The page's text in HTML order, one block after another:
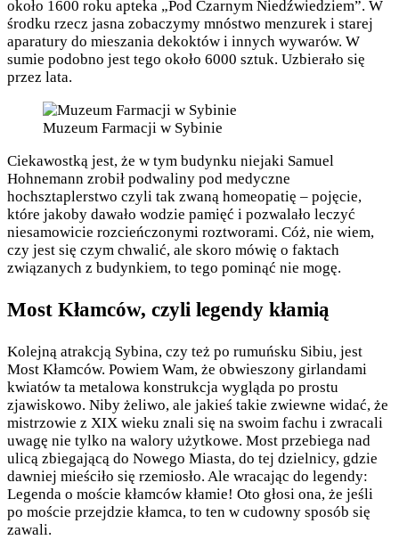
około 1600 roku apteka „Pod Czarnym Niedźwiedziem”. W
środku rzecz jasna zobaczymy mnóstwo menzurek i starej
aparatury do mieszania dekoktów i innych wywarów. W
sumie podobno jest tego około 6000 sztuk. Uzbierało się
przez lata.
Muzeum Farmacji w Sybinie
Ciekawostką jest, że w tym budynku niejaki Samuel
Hohnemann zrobił podwaliny pod medyczne
hochsztaplerstwo czyli tak zwaną homeopatię – pojęcie,
które jakoby dawało wodzie pamięć i pozwalało leczyć
niesamowicie rozcieńczonymi roztworami. Cóż, nie wiem,
czy jest się czym chwalić, ale skoro mówię o faktach
związanych z budynkiem, to tego pominąć nie mogę.
Most Kłamców, czyli legendy kłamią
Kolejną atrakcją Sybina, czy też po rumuńsku Sibiu, jest
Most Kłamców. Powiem Wam, że obwieszony girlandami
kwiatów ta metalowa konstrukcja wygląda po prostu
zjawiskowo. Niby żeliwo, ale jakieś takie zwiewne widać, że
mistrzowie z XIX wieku znali się na swoim fachu i zwracali
uwagę nie tylko na walory użytkowe. Most przebiega nad
ulicą zbiegającą do Nowego Miasta, do tej dzielnicy, gdzie
dawniej mieściło się rzemiosło. Ale wracając do legendy:
Legenda o moście kłamców kłamie! Oto głosi ona, że jeśli
po moście przejdzie kłamca, to ten w cudowny sposób się
zawali.